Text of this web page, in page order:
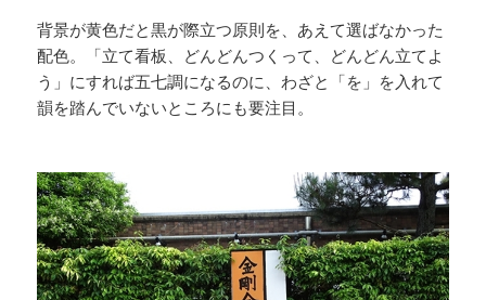
背景が黄色だと黒が際立つ原則を、あえて選ばなかった
配色。「立て看板、どんどんつくって、どんどん立てよ
う」にすれば五七調になるのに、わざと「を」を入れて
韻を踏んでいないところにも要注目。